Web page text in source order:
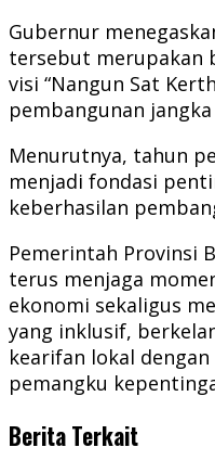
Gubernur
tersebut merupakan
visi “Nangun Sat
pembangunan
Menurutnya, tahun
menjadi fondasi
keberhasilan
Pemerintah Provinsi
terus menjaga
ekonomi sekaligus
yang inklusif,
kearifan lokal
pemangku
Berita Terkait